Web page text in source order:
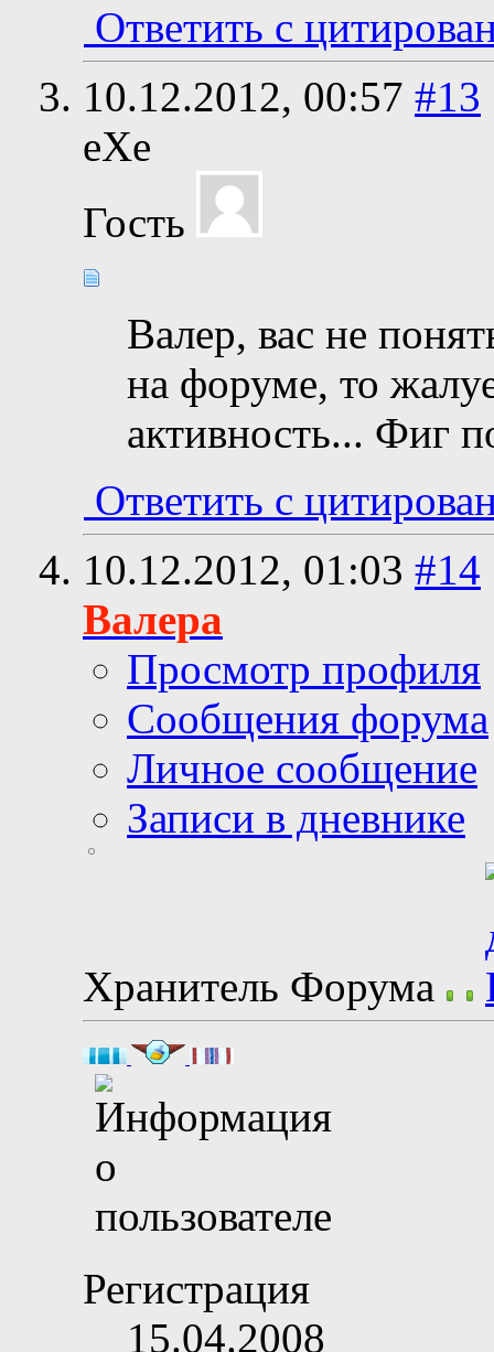
Ответить с
10.12.2012, 00:57 #13
eXe
Гость
Валер, вас не
на форуме, то
активность... Фиг
Ответить с
10.12.2012, 01:03 #14
Валера
Просмотр профиля
Сообщения форума
Личное сообщение
Записи в дневнике
Хранитель Форума
Регистрация
15.04.2008